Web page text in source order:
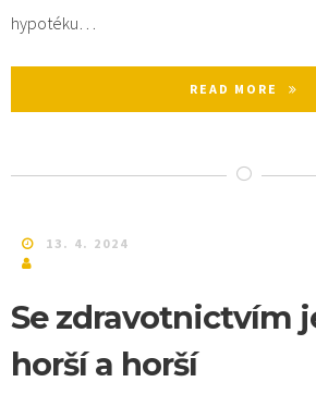
hypotéku…
READ MORE
13. 4. 2024
Se zdravotnictvím
horší a horší